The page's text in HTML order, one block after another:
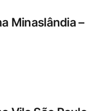
Minaslândia –